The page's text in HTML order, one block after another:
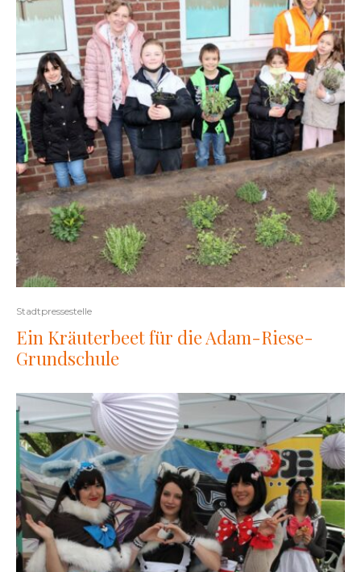
Stadtpressestelle
Ein Kräuterbeet für die Adam-Riese-
Grundschule